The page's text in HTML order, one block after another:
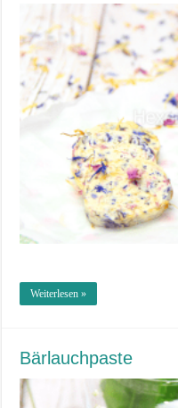
Weiterlesen »
Bärlauchpaste